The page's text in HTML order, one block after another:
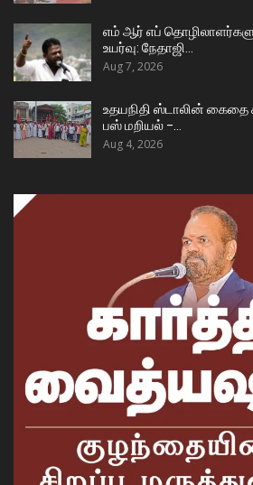
எம் ஆர் எப்
உயர்வு: நேதாஜி…
Aug 7, 2026
உதயநிதி ஸ்டாலின் கைதை
பஸ் மறியல் –…
Aug 4, 2026